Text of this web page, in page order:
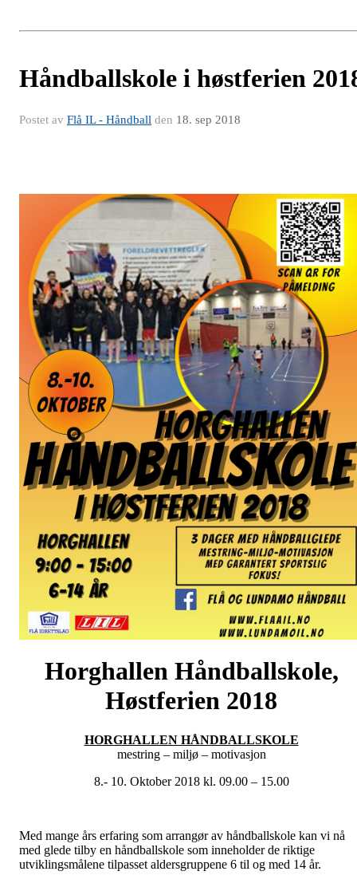
Håndballskole i høstferien
Postet av Flå IL - Håndball den 18. sep 2018
Horghallen Håndballskole,
Høstferien 2018
HORGHALLEN HÅNDBALLSKOLE
mestring – miljø – motivasjon
8.- 10. Oktober 2018 kl. 09.00 – 15.00
Med mange års erfaring som arrangør av håndballskole kan vi nå
med glede tilby en håndballskole som inneholder de riktige
utviklingsmålene tilpasset aldersgruppene 6 til og med 14 år.